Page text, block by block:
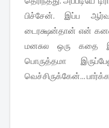
பிச்சேன். இப்ப
டைரக்ஷன்தான் என்
மனசுல ஒரு கதை
பொருத்தமா
வெச்சிருக்கேன்...